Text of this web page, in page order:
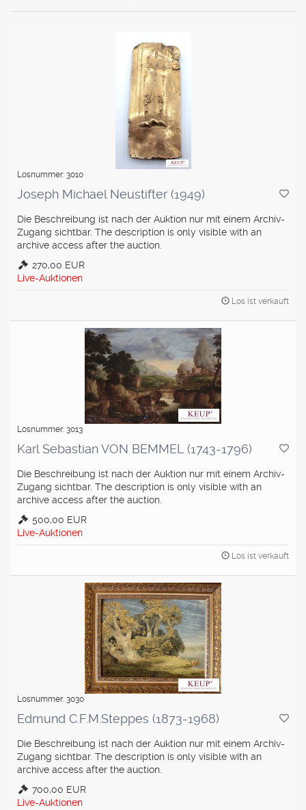
Losnummer: 3010
Joseph Michael Neustifter (1949)
Die Beschreibung ist nach der Auktion nur mit einem Archiv-
Zugang sichtbar. The description is only visible with an
archive access after the auction.
270,00 EUR
Live-Auktionen
Los ist verkauft
Losnummer: 3013
Karl Sebastian VON BEMMEL (1743-1796)
Die Beschreibung ist nach der Auktion nur mit einem Archiv-
Zugang sichtbar. The description is only visible with an
archive access after the auction.
500,00 EUR
Live-Auktionen
Los ist verkauft
Losnummer: 3030
Edmund C.F.M.Steppes (1873-1968)
Die Beschreibung ist nach der Auktion nur mit einem Archiv-
Zugang sichtbar. The description is only visible with an
archive access after the auction.
700,00 EUR
Live-Auktionen